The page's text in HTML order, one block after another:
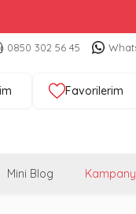
0850 302 56 45
Favorilerim
Mini Blog